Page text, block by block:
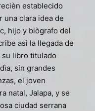
establecido
una clara idea de
hijo y biògrafo del
asì la llegada de
su libro titulado
sin grandes
el joven
natal, Jalapa, y se
ciudad serrana